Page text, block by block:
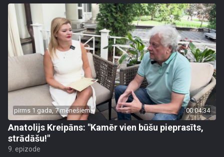
pirms 1 gada, 7 mēnešiem 00:04:34
Anatolijs Kreipāns: "Kamēr vien būšu pieprasīts,
strādāšu!"
9. epizode